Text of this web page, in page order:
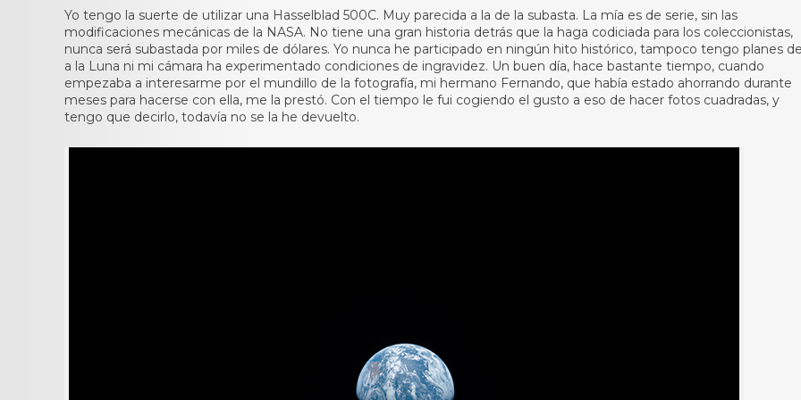
Yo tengo la suerte de utilizar una Hasselblad 500C. Muy parecida a la de la subasta. La mía es de serie, sin las
modificaciones mecánicas de la NASA. No tiene una gran historia detrás que la haga codiciada para los coleccionistas,
nunca será subastada por miles de dólares. Yo nunca he participado en ningún hito histórico, tampoco tengo planes
a la Luna ni mi cámara ha experimentado condiciones de ingravidez. Un buen día, hace bastante tiempo, cuando
empezaba a interesarme por el mundillo de la fotografía, mi hermano Fernando, que había estado ahorrando durante
meses para hacerse con ella, me la prestó. Con el tiempo le fui cogiendo el gusto a eso de hacer fotos cuadradas, y
tengo que decirlo, todavía no se la he devuelto.